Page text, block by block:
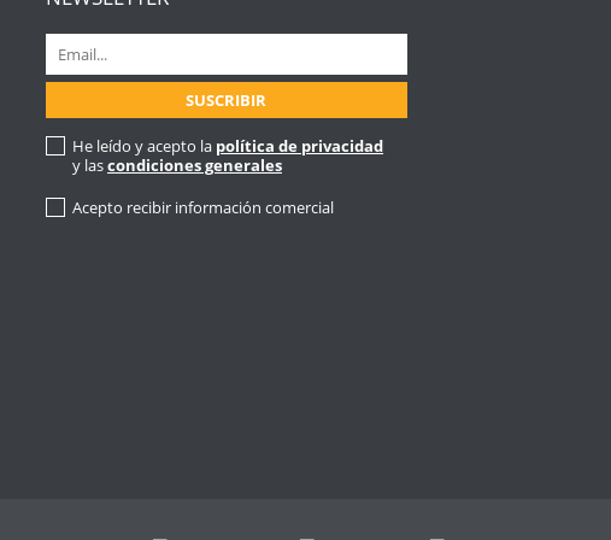
He leído y acepto la política de privacidad
y lascondiciones generales
Acepto recibir información comercial